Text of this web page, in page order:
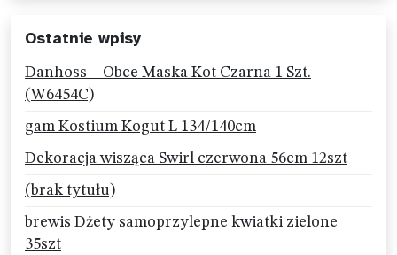
Ostatnie wpisy
Danhoss – Obce Maska Kot Czarna 1 Szt.
(W6454C)
gam Kostium Kogut L 134/140cm
Dekoracja wisząca Swirl czerwona 56cm 12szt
(brak tytułu)
brewis Dżety samoprzylepne kwiatki zielone
35szt